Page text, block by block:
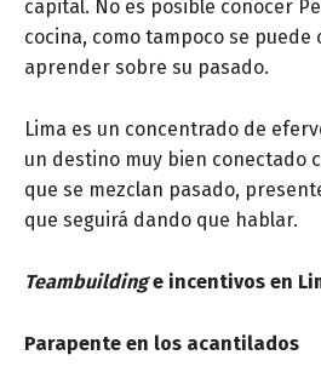
capital. No es posible conocer
cocina, como tampoco se
aprender sobre su pasado.
Lima es un concentrado de
un destino muy bien conectado
que se mezclan pasado,
que seguirá dando que hablar.
Teambuildinge incentivos en
Parapente en los acantilados